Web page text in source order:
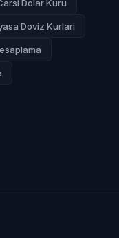
Dolar Kuru
Doviz Kurlari